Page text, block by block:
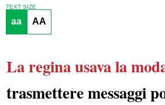
TEXT SIZE
aa AA
La reginausava la
trasmettere messaggi